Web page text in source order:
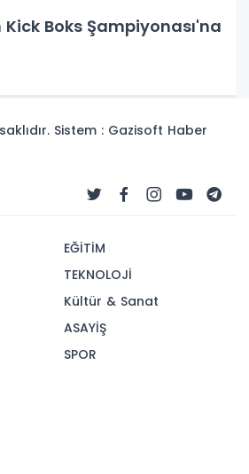
Kick Boks Şampiyonası'na
Sistem : Gazisoft Haber
EĞİTİM
TEKNOLOJİ
Kültür & Sanat
ASAYİŞ
SPOR